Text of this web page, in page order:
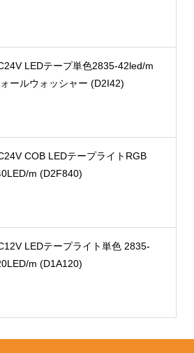
LEDテープ単色2835-42led/m
ールウォッシャー (D2I42)
COB LEDテープライトRGB
m (D2F840)
LEDテープライト単色 2835-
m (D1A120)